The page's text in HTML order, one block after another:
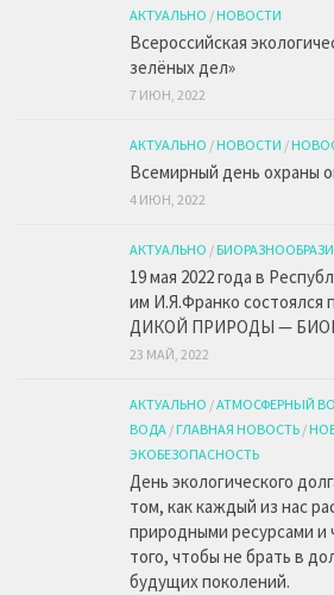
АКТУАЛЬНО /НОВОСТИ
Всероссийская
зелёных дел»
7 ИЮН, 2022
АКТУАЛЬНО /НОВОСТИ /
Всемирный день охраны
4 ИЮН, 2022
АКТУАЛЬНО /
19 мая 2022 года в
им И.Я.Франко состоялся
ДИКОЙ ПРИРОДЫ —
23 МАЙ, 2022
АКТУАЛЬНО /АТМОСФЕРНЫЙ
ВОДА /ГЛАВНАЯ НОВОСТЬ /
ЭКОБЕЗОПАСНОСТЬ
День экологического
том, как каждый из нас
природными ресурсами и
того, чтобы не брать в
будущих поколений.